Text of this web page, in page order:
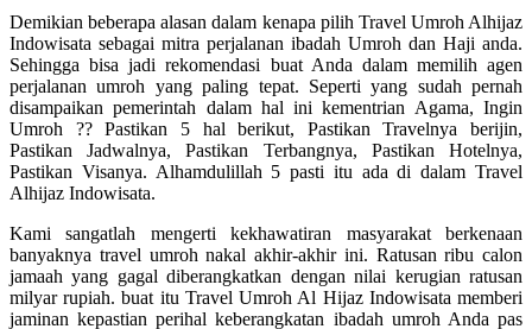
Demikian beberapa alasan dalam kenapa pilih Travel Umroh Alhijaz
Indowisata sebagai mitra perjalanan ibadah Umroh dan Haji anda.
Sehingga bisa jadi rekomendasi buat Anda dalam memilih agen
perjalanan umroh yang paling tepat. Seperti yang sudah pernah
disampaikan pemerintah dalam hal ini kementrian Agama, Ingin
Umroh ?? Pastikan 5 hal berikut, Pastikan Travelnya berijin,
Pastikan Jadwalnya, Pastikan Terbangnya, Pastikan Hotelnya,
Pastikan Visanya. Alhamdulillah 5 pasti itu ada di dalam Travel
Alhijaz Indowisata.
Kami sangatlah mengerti kekhawatiran masyarakat berkenaan
banyaknya travel umroh nakal akhir-akhir ini. Ratusan ribu calon
jamaah yang gagal diberangkatkan dengan nilai kerugian ratusan
milyar rupiah. buat itu Travel Umroh Al Hijaz Indowisata memberi
jaminan kepastian perihal keberangkatan ibadah umroh Anda pas